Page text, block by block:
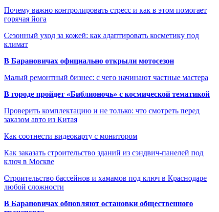
Почему важно контролировать стресс и как в этом помогает
горячая йога
Сезонный уход за кожей: как адаптировать косметику под
климат
В Барановичах официально открыли мотосезон
Малый ремонтный бизнес: с чего начинают частные мастера
В городе пройдет «Библионочь» с космической тематикой
Проверить комплектацию и не только: что смотреть перед
заказом авто из Китая
Как соотнести видеокарту с монитором
Как заказать строительство зданий из сэндвич-панелей под
ключ в Москве
Строительство бассейнов и хамамов под ключ в Краснодаре
любой сложности
В Барановичах обновляют остановки общественного